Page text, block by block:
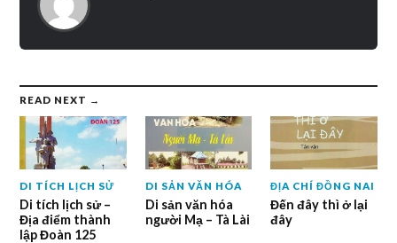
READ NEXT →
DI TÍCH LỊCH SỬ
Di tích lịch sử –
Địa điểm thành
lập Đoàn 125
DI SẢN VĂN HÓA
Di sản văn hóa
người Mạ – Tà Lài
ĐỊA CHÍ ĐỒNG NAI
Đến đây thì ở lại
đây